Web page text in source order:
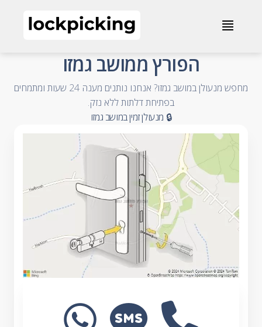
הפורץ ממושב גמזו - 072-2013050 - מנעולנים און ליין
≣
הפורץ ממושב גמזו
מחפש מנעולן במושב גמזו? אנחנו נותנים מענה 24 שעות ומתמחים
בפתיחת דלתות ללא נזק.
🔒 מנעולן זמין במושב גמזו